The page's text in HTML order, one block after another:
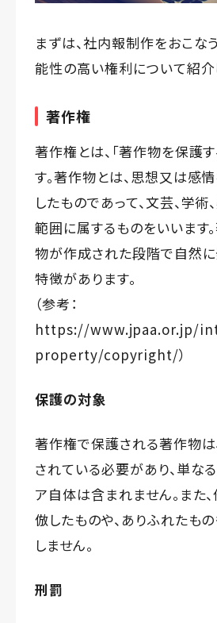
まずは、社内報制作をおこな
能性の高い権利について紹介
著作権
著作権とは、「著作物を保護
す。著作物とは、思想又は感
したものであって、文芸、学
範囲に属するものをいいます
物が作成された段階で自然に
特徴があります。
（参考：
https://www.jpaa.or.jp/
property/copyright/）
保護の対象
著作権で保護される著作物は
されている必要があり、単な
ア自体は含まれません。また
倣したものや、ありふれたも
しません。
刑罰